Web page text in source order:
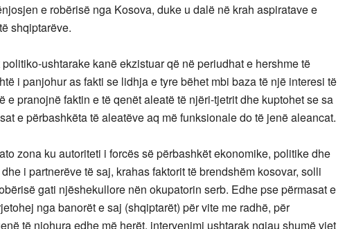
e robërisë nga Kosova, duke u dalë në krah aspiratave e
shqiptarëve.
ushtarake kanë ekzistuar që në periudhat e hershme të
i panjohur as fakti se lidhja e tyre bëhet mbi baza të një interesi të
e pranojnë faktin e të qenët aleatë të njëri-tjetrit dhe kuptohet se sa
e përbashkëta të aleatëve aq më funksionale do të jenë aleancat.
zona ku autoriteti i forcës së përbashkët ekonomike, politike dhe
i partnerëve të saj, krahas faktorit të brendshëm kosovar, solli
gati njëshekullore nën okupatorin serb. Edhe pse përmasat e
nga banorët e saj (shqiptarët) për vite me radhë, për
të njohura edhe më herët, intervenimi ushtarak ngjau shumë vjet